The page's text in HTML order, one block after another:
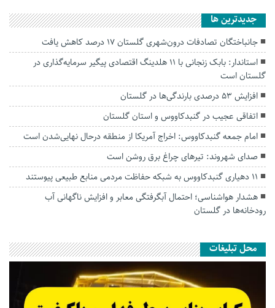
جديدترين ها
جانباختگان تصادفات درون‌شهری گلستان ۱۷ درصد کاهش یافت
استاندار: بابک زنجانی با ۱۱ هلدینگ اقتصادی پیگیر سرمایه‌گذاری در
گلستان است
افزایش ۵۳ درصدی بارندگی‌ها در گلستان
اتفاقی عجیب در‌ گنبدکاووس و استان گلستان
امام جمعه گنبدکاووس: اخراج آمریکا از منطقه درحال نهایی‌شدن است
صدای شهروند: تیرهای چراغ برق روشن است
۱۱ دهیاری گنبدکاووس به شبکه حفاظت مردمی منابع طبیعی پیوستند
هشدار هواشناسی؛ احتمال آبگرفتگی معابر و افزایش ناگهانی آب
رودخانه‌ها در گلستان
محل تبلیغات